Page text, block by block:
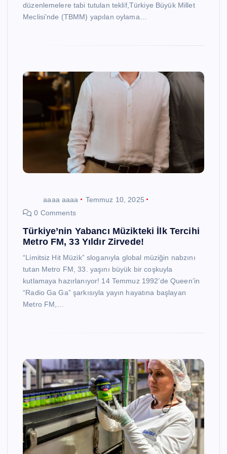
düzenlemelere tabi tutulan teklif,Türkiye Büyük Millet
Meclisi’nde (TBMM) yapılan oylama…
aaaa aaaa
Temmuz 10, 2025
0 Comments
Türkiye’nin Yabancı Müzikteki İlk Tercihi
Metro FM, 33 Yıldır Zirvede!
“Limitsiz Hit Müzik” sloganıyla global müziğin nabzını
tutan Metro FM, 33. yaşını büyük bir coşkuyla
kutlamaya hazırlanıyor! 14 Temmuz 1992’de Queen’in
“Radio Ga Ga” şarkısıyla yayın hayatına başlayan
Metro FM,…